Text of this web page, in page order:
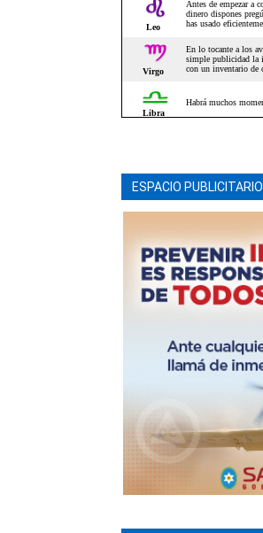
ESPACIO PUBLICITARIO